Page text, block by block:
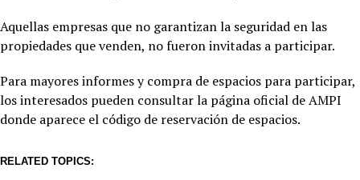
Aquellas empresas que no garantizan la seguridad en las
propiedades que venden, no fueron invitadas a participar.
Para mayores informes y compra de espacios para participar,
los interesados pueden consultar la página oficial de AMPI
donde aparece el código de reservación de espacios.
RELATED TOPICS: